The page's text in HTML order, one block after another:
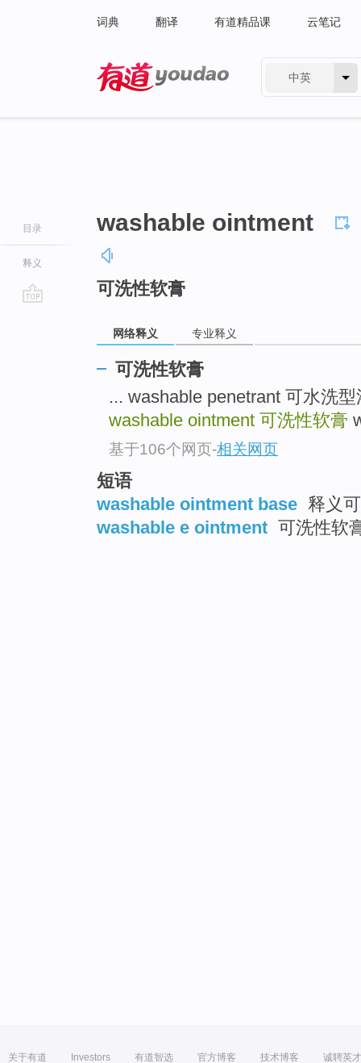
词典 翻译 有道精品课 云笔记
中英
目录
释义
washable ointment
可洗性软膏
网络释义 专业释义
可洗性软膏
... washable penetrant 可水洗
washable ointment 可洗性软膏
基于106个网页-相关网页
短语
washable ointment base 释义
washable e ointment 可洗性软
关于有道 Investors 有道智选 官方博客 技术博客 诚聘英才